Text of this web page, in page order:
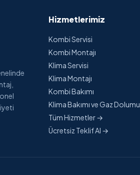
Hizmetlerimiz
Kombi Servisi
Kombi Montajı
Klima Servisi
Klima Montajı
Kombi Bakımı
Klima Bakımı ve Gaz Dolumu
Tüm Hizmetler →
Ücretsiz Teklif Al →